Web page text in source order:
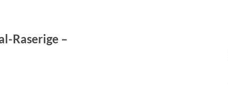
Raserige –